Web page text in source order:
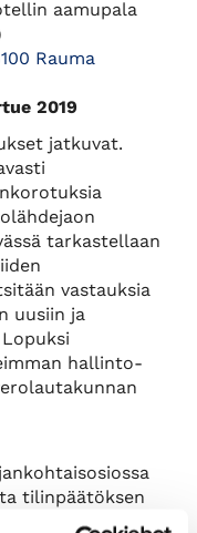
aamupala
Rauma
2019
jatkuvat.
tarkastellaan
vastauksia
uusiin ja
hallinto-
tilinpäätöksen